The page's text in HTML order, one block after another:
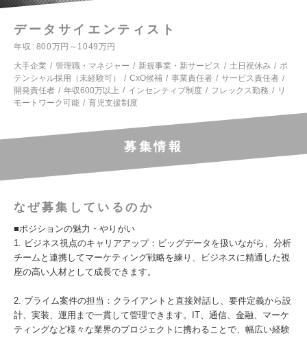
データサイエンティスト
年収
800万円～1049万円
大手企業
管理職・マネジャー 新規事業・新サービス 土日祝休み
ポ
テンシャル採用（未経験可）
CxO候補 事業責任者
サービス責任者
開発責任者
年収600万以上 インセンティブ制度 フレックス勤務
リ
モートワーク可能
育児支援制度
募集情報
なぜ募集しているのか
■ポジションの魅力・やりがい
1. ビジネス視点のキャリアアップ：ビッグデータを扱いながら、分析
チームと連携してマーケティング戦略を練り、ビジネスに精通した視
座の高い人材として成長できます。
2. プライム案件の担当：クライアントと直接対話し、要件定義から設
計、実装、運用まで一貫して管理できます。IT、通信、金融、マーケ
ティングなど様々な業界のプロジェクトに携わることで、幅広い経験